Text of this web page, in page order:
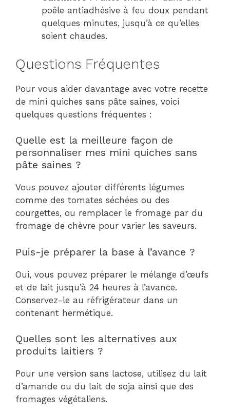
poêle antiadhésive à feu doux pendant
quelques minutes, jusqu’à ce qu’elles
soient chaudes.
Questions Fréquentes
Pour vous aider davantage avec votre recette
de mini quiches sans pâte saines, voici
quelques questions fréquentes :
Quelle est la meilleure façon de
personnaliser mes mini quiches sans
pâte saines ?
Vous pouvez ajouter différents légumes
comme des tomates séchées ou des
courgettes, ou remplacer le fromage par du
fromage de chèvre pour varier les saveurs.
Puis-je préparer la base à l’avance ?
Oui, vous pouvez préparer le mélange d’œufs
et de lait jusqu’à 24 heures à l’avance.
Conservez-le au réfrigérateur dans un
contenant hermétique.
Quelles sont les alternatives aux
produits laitiers ?
Pour une version sans lactose, utilisez du lait
d’amande ou du lait de soja ainsi que des
fromages végétaliens.